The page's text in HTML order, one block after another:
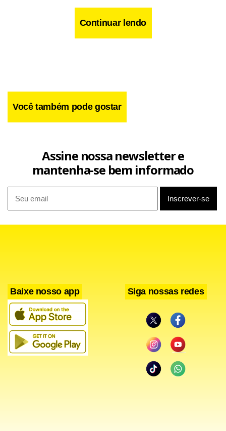
Continuar lendo
Você também pode gostar
Assine nossa newsletter e
mantenha-se bem informado
Baixe nosso app Siga nossas redes